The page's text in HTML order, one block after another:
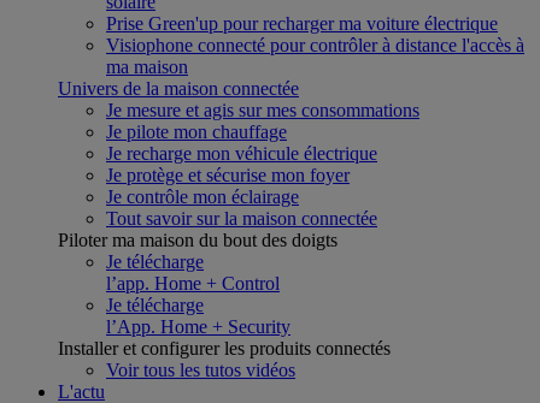
Prise Green'up pour recharger ma voiture électrique
Visiophone connecté pour contrôler à distance l'accès à
ma maison
Univers de la maison connectée
Je mesure et agis sur mes consommations
Je pilote mon chauffage
Je recharge mon véhicule électrique
Je protège et sécurise mon foyer
Je contrôle mon éclairage
Tout savoir sur la maison connectée
Piloter ma maison du bout des doigts
Je télécharge
l’app. Home + Control
Je télécharge
l’App. Home + Security
Installer et configurer les produits connectés
Voir tous les tutos vidéos
L'actu